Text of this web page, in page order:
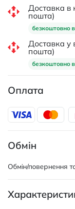
Доставка в
пошта)
безкоштовно
Доставка у
пошта)
безкоштовно
Оплата
Обмін
Обмін/повернення